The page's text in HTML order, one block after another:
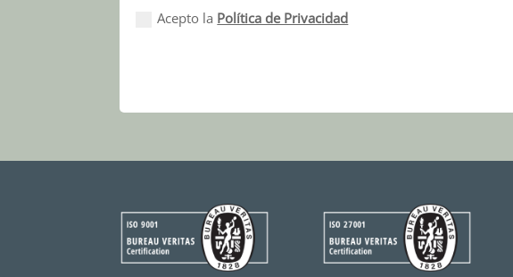
Acepto la Política de Privacidad